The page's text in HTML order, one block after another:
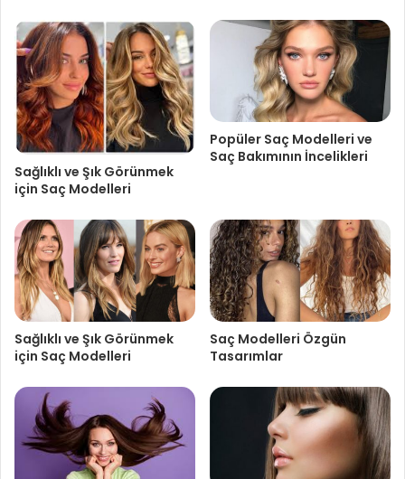
Sağlıklı ve Şık Görünmek
için Saç Modelleri
Popüler Saç Modelleri ve
Saç Bakımının İncelikleri
Sağlıklı ve Şık Görünmek
için Saç Modelleri
Saç Modelleri Özgün
Tasarımlar